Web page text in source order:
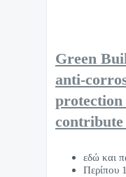
Green
anti-
protection
εδώ και
Περίπου